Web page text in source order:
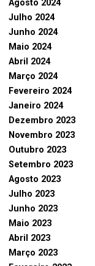
Agosto 2024
Julho 2024
Junho 2024
Maio 2024
Abril 2024
Março 2024
Fevereiro 2024
Janeiro 2024
Dezembro 2023
Novembro 2023
Outubro 2023
Setembro 2023
Agosto 2023
Julho 2023
Junho 2023
Maio 2023
Abril 2023
Março 2023